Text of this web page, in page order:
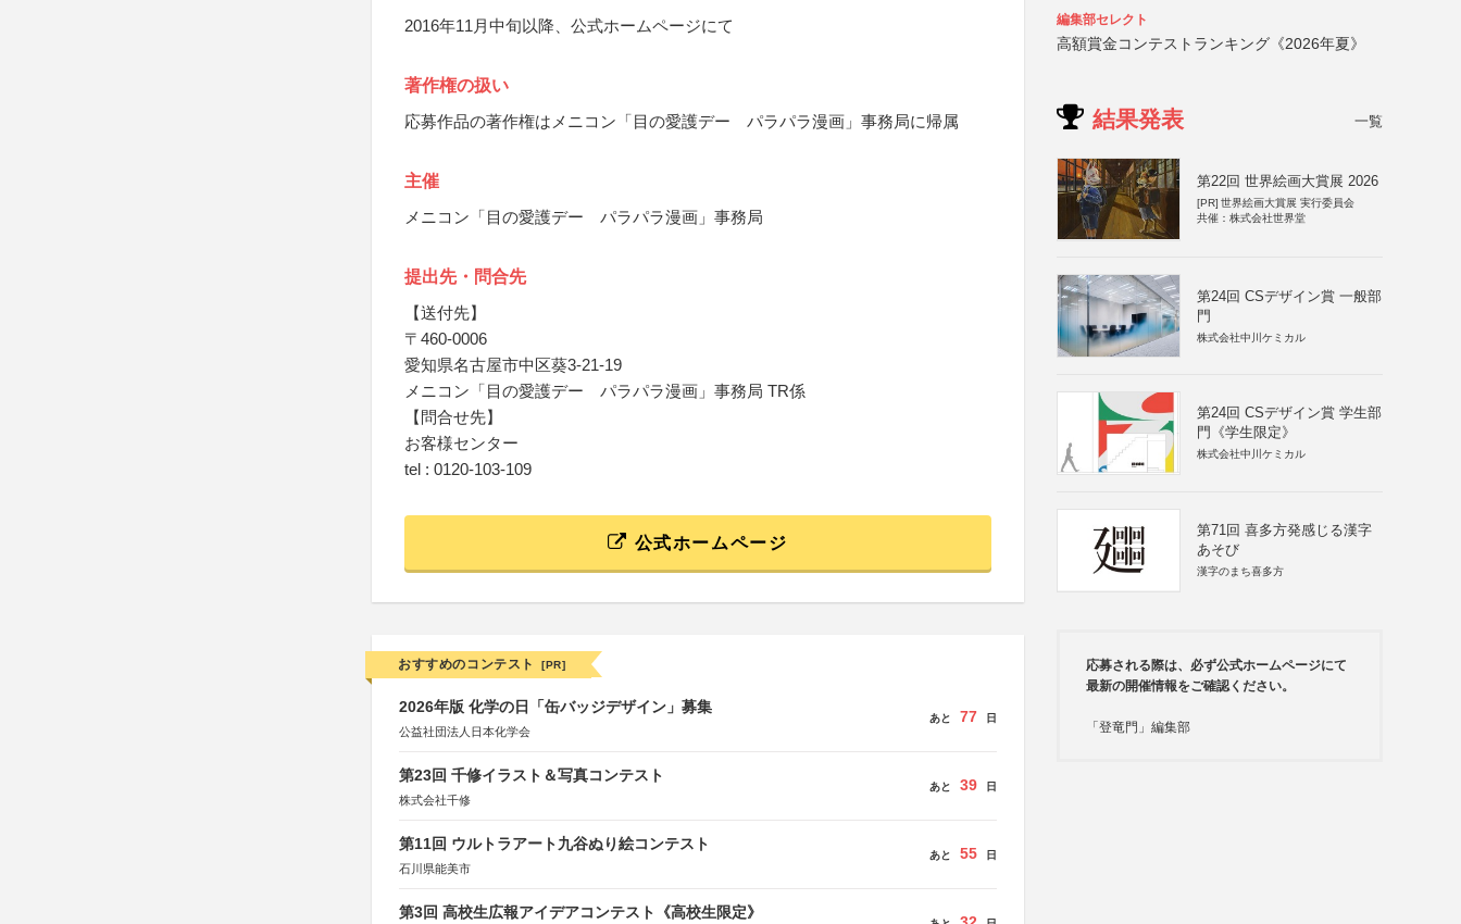
2016年11月中旬以降、公式ホームページにて
著作権の扱い
応募作品の著作権はメニコン「目の愛護デー パラパラ漫画」事務局に帰属
主催
メニコン「目の愛護デー パラパラ漫画」事務局
提出先・問合先
【送付先】
〒460-0006
愛知県名古屋市中区葵3-21-19
メニコン「目の愛護デー パラパラ漫画」事務局 TR係
【問合せ先】
お客様センター
tel : 0120-103-109
公式ホームページ
おすすめのコンテスト [PR]
2026年版 化学の日「缶バッジデザイン」募集
公益社団法人日本化学会
あと 77 日
第23回 千修イラスト＆写真コンテスト
株式会社千修
あと 39 日
第11回 ウルトラアート九谷ぬり絵コンテスト
石川県能美市
あと 55 日
第3回 高校生広報アイデアコンテスト《高校生限定》
編集部セレクト
高額賞金コンテストランキング《2026年夏》
結果発表 一覧
第22回 世界絵画大賞展 2026
[PR] 世界絵画大賞展 実行委員会
共催：株式会社世界堂
第24回 CSデザイン賞 一般部
門
株式会社中川ケミカル
第24回 CSデザイン賞 学生部
門《学生限定》
株式会社中川ケミカル
第71回 喜多方発感じる漢字
あそび
漢字のまち喜多方
応募される際は、必ず公式ホームページにて
最新の開催情報をご確認ください。
「登竜門」編集部